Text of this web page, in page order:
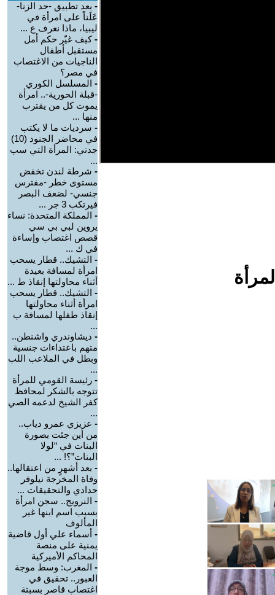
- بعد تطبيق -حد الزنا-
عَلَناً على امرأة في
ليبيا، ماذا نعرف ع ...
-كيف غيّر حكم أمل
مستقبل أطفال
الناجيات من الاغتصاب
في مصر؟
- المسلسل الكوري
-قبلة الحورية-.. امرأة
يموت كل من يقترب
منها ...
- سرديات ما لا يكتب
في محاضر الجنود (10)
جدتي: المرأة التي سب
...
- شرطة لندن تخفض
مستوى خطر -مفترس
جنسي- لضعف البصر
فيرتكب 3 جر ...
- المملكة المتحدة: نساء
يروين لبي بي سي
قصص اغتصاب وإساءة
في ك ...
- التشيك.. قطار يسحب
امرأة لمسافة بعيدة
أثناء محاولتها إنقاذ ط ...
- التشيك.. قطار يسحب
امرأة أثناء محاولتها
إنقاذ طفلها لمسافة ب
...
- ديشاوندري واشنطن..
متهم باعتداءات جنسية
وبطل في الملاعب اللب
...
- رئيسة القومي للمرأة
تتوجه بالشكر لمحافظ
كفر الشيخ لدعمه الصي
...
- عزيزي عمرو دياب..
من أين جئت بصورة
البنات في “لولا
البنات”؟! ...
- بعد أشهرٍ من اعتقالها..
وفاة المخرجة نيلوفر
حدادي والتحقيقات ...
- النرويج.. سجن امرأة
بسبب اسم ابنها غير
المألوف
- أسماء علي أول قاضية
يمنية على منصة
المحاكم الأميركية
- المغرب: وسط موجة
العبور.. تحقيق في
اغتصاب قاصر بسبتة